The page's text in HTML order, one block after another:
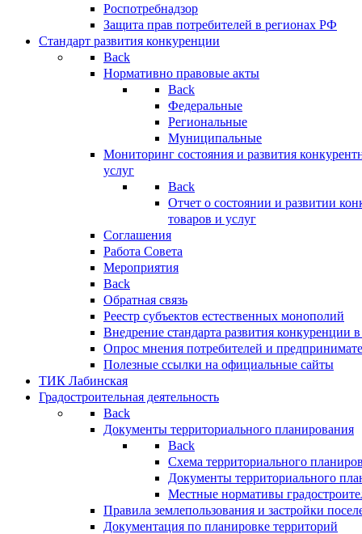
Роспотребнадзор
Защита прав потребителей в регионах РФ
Стандарт развития конкуренции
Back
Нормативно правовые акты
Back
Федеральные
Региональные
Муниципальные
Мониторинг состояния и развития
услуг
Back
Отчет о состоянии и развитии
товаров и услуг
Соглашения
Работа Совета
Мероприятия
Back
Обратная связь
Реестр субъектов естественных монополий
Внедрение стандарта развития конкуренции
Опрос мнения потребителей и
Полезные ссылки на официальные сайты
ТИК Лабинская
Градостроительная деятельность
Back
Документы территориального планирования
Back
Схема территориального
Документы территориального
Местные нормативы
Правила землепользования и застройки
Документация по планировке территорий